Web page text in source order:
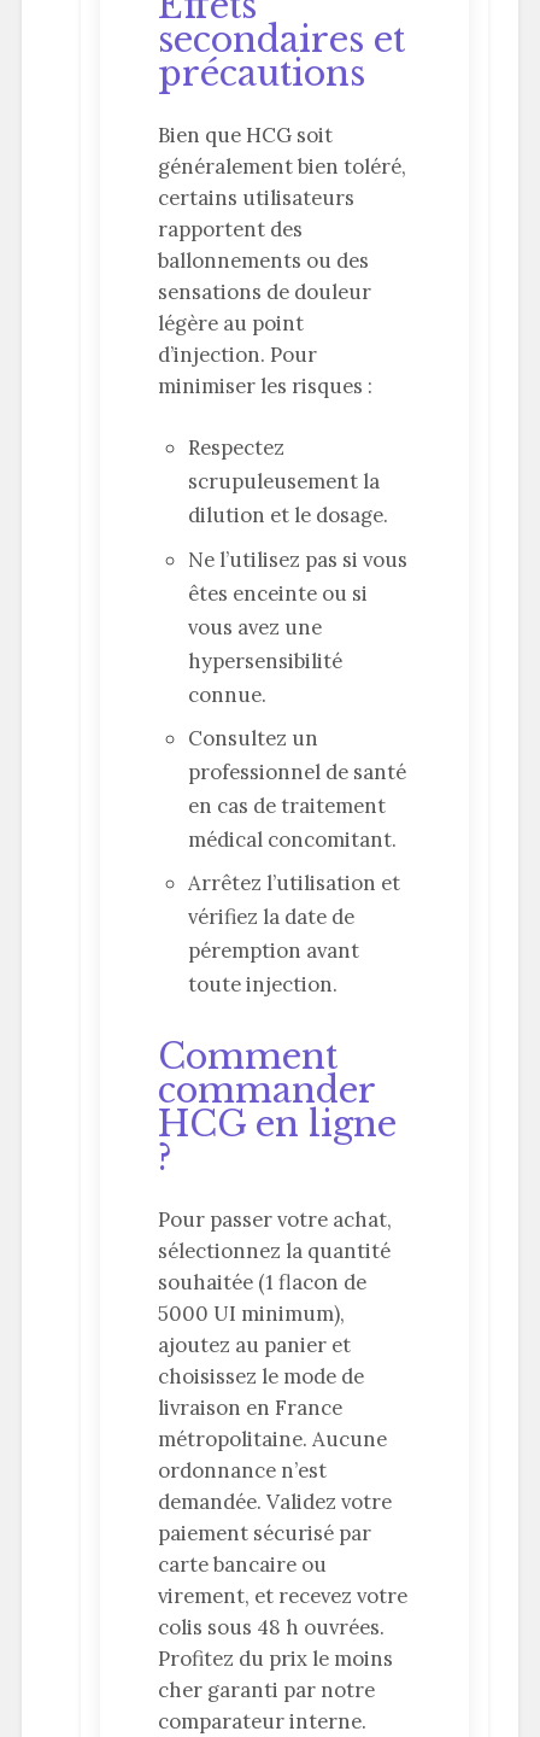
secondaires et
précautions
Bien que HCG soit
généralement bien toléré,
certains utilisateurs
rapportent des
ballonnements ou des
sensations de douleur
légère au point
d’injection. Pour
minimiser les risques :
Respectez
scrupuleusement la
dilution et le dosage.
Ne l’utilisez pas si vous
êtes enceinte ou si
vous avez une
hypersensibilité
connue.
Consultez un
professionnel de santé
en cas de traitement
médical concomitant.
Arrêtez l’utilisation et
vérifiez la date de
péremption avant
toute injection.
Comment
commander
HCG en ligne
?
Pour passer votre achat,
sélectionnez la quantité
souhaitée (1 flacon de
5000 UI minimum),
ajoutez au panier et
choisissez le mode de
livraison en France
métropolitaine. Aucune
ordonnance n’est
demandée. Validez votre
paiement sécurisé par
carte bancaire ou
virement, et recevez votre
colis sous 48 h ouvrées.
Profitez du prix le moins
cher garanti par notre
comparateur interne.